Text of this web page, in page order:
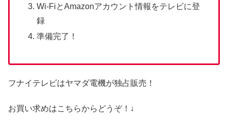
Wi-FiとAmazonアカウント情報をテレビに登
録
準備完了！
フナイテレビはヤマダ電機が独占販売！
お買い求めはこちらからどうぞ！↓